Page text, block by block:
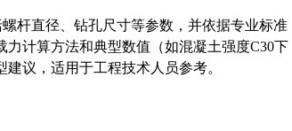
杆直径、钻孔尺寸等参数，并依据专业标准
力计算方法和典型数值（如混凝土强度C30下
议，适用于工程技术人员参考。